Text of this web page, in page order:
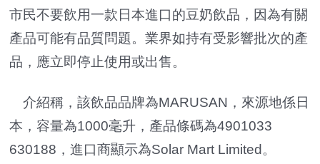
市民不要飲用一款日本進口的豆奶飲品，因為有關
產品可能有品質問題。業界如持有受影響批次的產
品，應立即停止使用或出售。
介紹稱，該飲品品牌為MARUSAN， 來源地係日
本， 容量為1000毫升， 產品條碼為4901033
630188， 進口商顯示為Solar Mart Limited。